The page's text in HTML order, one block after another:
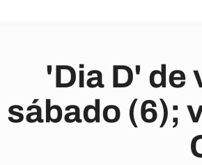
'Dia D' de
sábado (6);